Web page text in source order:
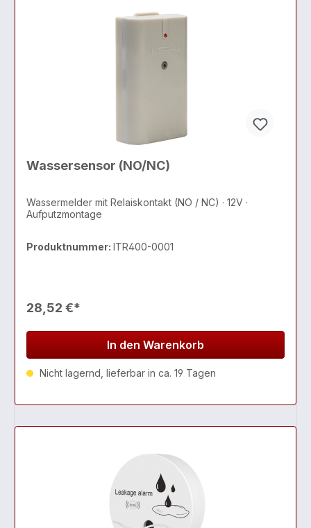
Wassersensor (NO/NC)
Wassermelder mit Relaiskontakt (NO / NC) · 12V ·
Aufputzmontage
Produktnummer: ITR400-0001
28,52 €*
In den Warenkorb
Nicht lagernd, lieferbar in ca. 19 Tagen